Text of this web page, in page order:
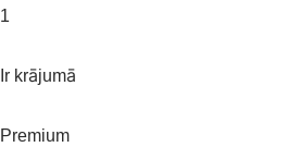
1
Ir krājumā
Premium